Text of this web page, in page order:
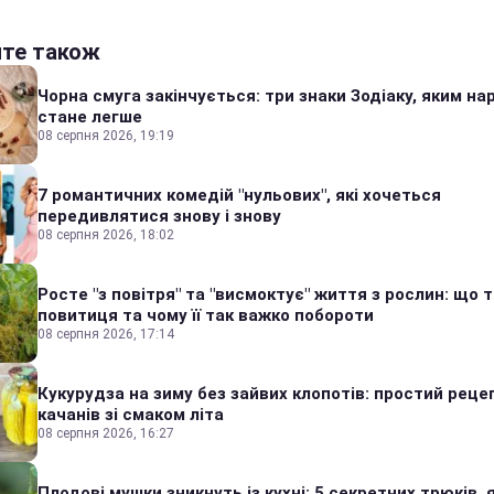
також
Чорна смуга закінчується: три знаки Зодіаку, яким
стане легше
08 серпня 2026, 19:19
7 романтичних комедій "нульових", які хочеться
передивлятися знову і знову
08 серпня 2026, 18:02
Росте "з повітря" та "висмоктує" життя з рослин: що
повитиця та чому її так важко побороти
08 серпня 2026, 17:14
Кукурудза на зиму без зайвих клопотів: простий
качанів зі смаком літа
08 серпня 2026, 16:27